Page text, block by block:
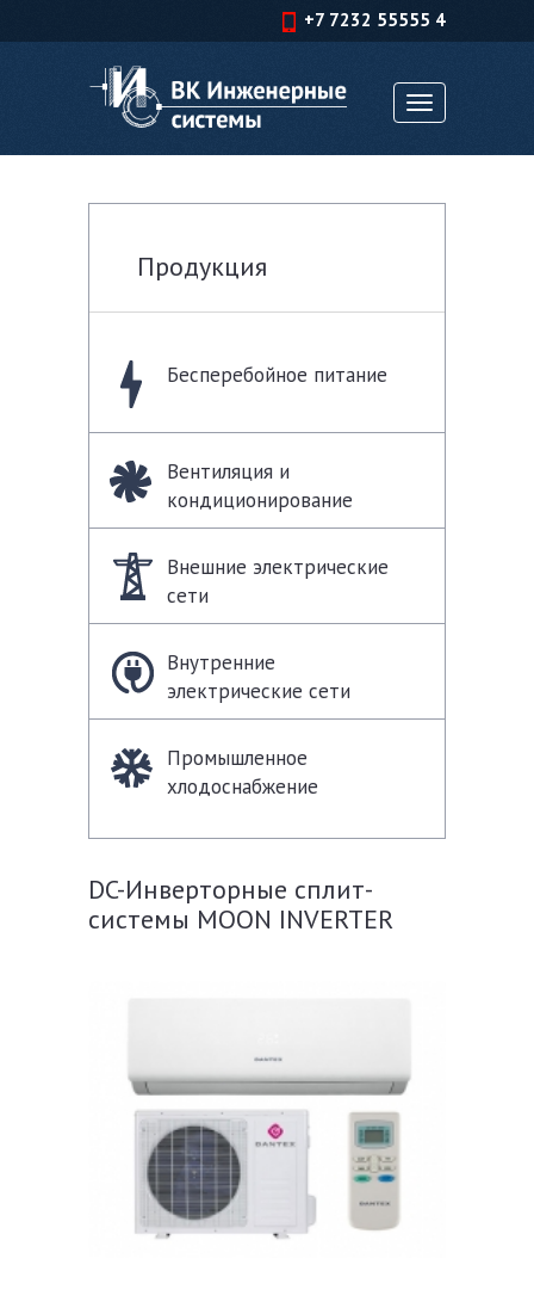
+7 7232 55555 4
Toggle
navigation
Продукция
Бесперебойное питание
Вентиляция и
кондиционирование
Внешние электрические
сети
Внутренние
электрические сети
Промышленное
хлодоснабжение
DC-Инверторные сплит-
системы MOON INVERTER